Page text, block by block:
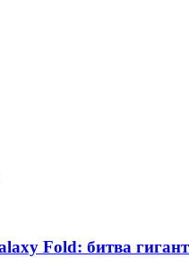
Fold: битва